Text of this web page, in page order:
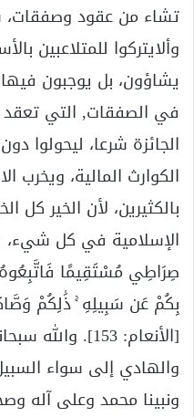
تشاء من عقود وصفقات،
وألايتركوا للمتلاعبين
يشاؤون، بل يوجبون
في الصفقات, التي تعقد
الجائزة شرعا، ليحولوا
الكوارث المالية، ويخرب
بالكثيرين، لأن الخير كل
الإسلامية في كل شيء،
صِرَاطِي مُسْتَقِيمًا
بِكُمْ عَن سَبِيلِهِ ۚ ذَٰلِكُمْ
[الأنعام: 153].
والهادي إلى سواء
ونبينا محمد وعلى آله